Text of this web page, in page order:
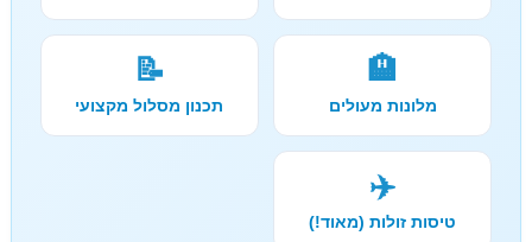
🏨
מלונות מעולים
📝
תכנון מסלול מקצועי
✈️
טיסות זולות (מאוד!)